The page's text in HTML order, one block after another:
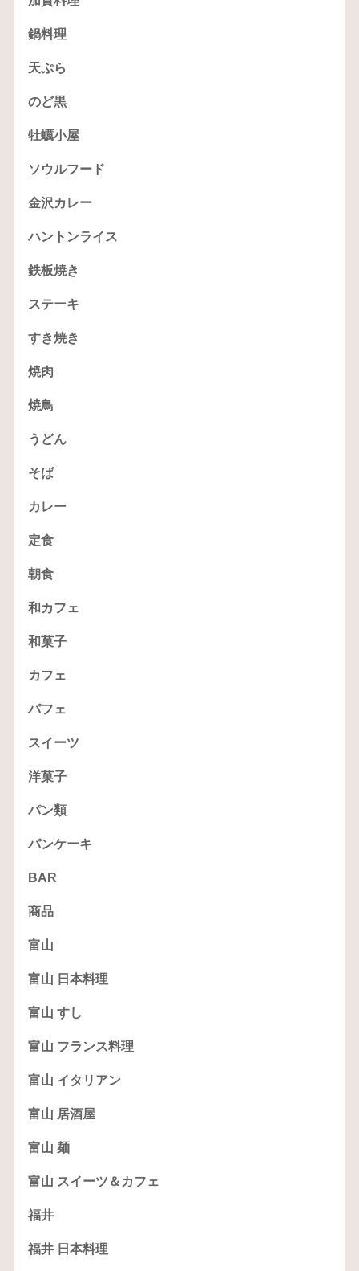
鍋料理
天ぷら
のど黒
牡蠣小屋
ソウルフード
金沢カレー
ハントンライス
鉄板焼き
ステーキ
すき焼き
焼肉
焼鳥
うどん
そば
カレー
定食
朝食
和カフェ
和菓子
カフェ
パフェ
スイーツ
洋菓子
パン類
パンケーキ
BAR
商品
富山
富山 日本料理
富山 すし
富山 フランス料理
富山 イタリアン
富山 居酒屋
富山 麺
富山 スイーツ＆カフェ
福井
福井 日本料理